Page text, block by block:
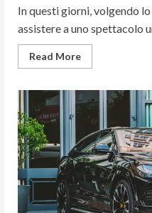
In questi giorni, volgendo
assistere a uno spettacolo
Read MoreRead
more
d’Ottobre:
Spettacolo
nel
Cielo
e
Rischio
Allagamenti
sulla
Costa